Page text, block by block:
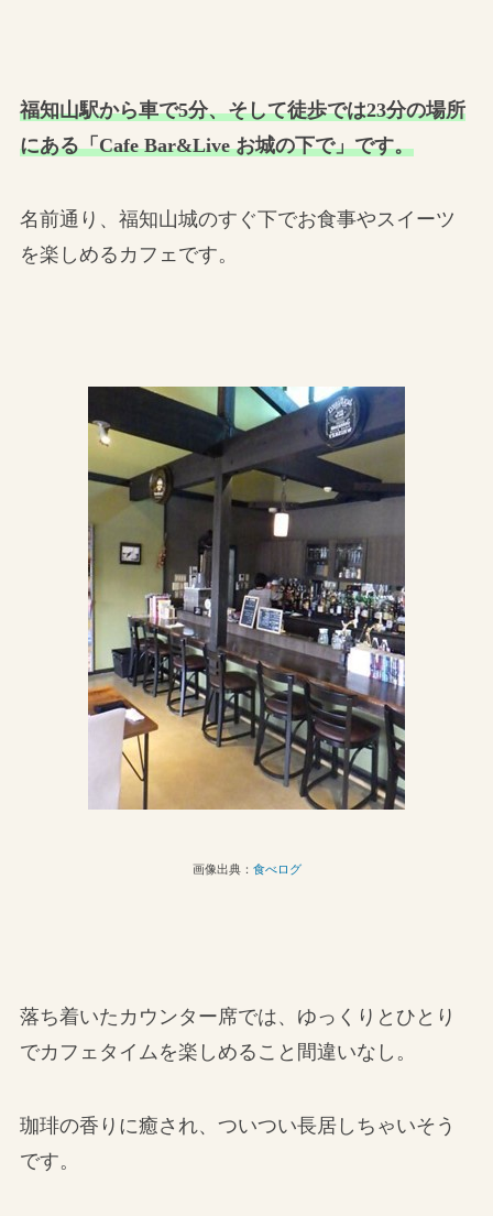
福知山駅から車で5分、そして徒歩では23分の場所
にある「Cafe Bar&Live お城の下で」です。
名前通り、福知山城のすぐ下でお食事やスイーツ
を楽しめるカフェです。
画像出典： 食べログ
落ち着いたカウンター席では、ゆっくりとひとり
でカフェタイムを楽しめること間違いなし。
珈琲の香りに癒され、ついつい長居しちゃいそう
です。